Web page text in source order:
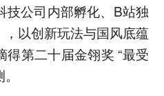
技公司内部孵化、B站独
以创新玩法与国风底蕴
第二十届金翎奖 “最受